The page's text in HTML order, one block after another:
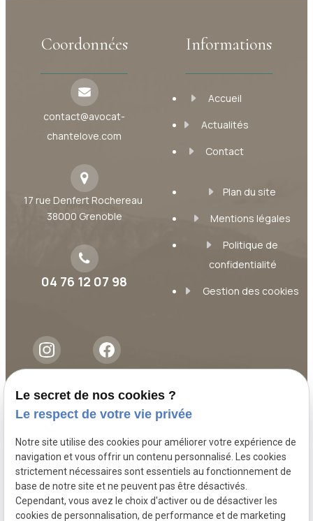
Coordonnées
contact@avocat-
chantelove.com
17 rue Denfert Rochereau
38000 Grenoble
04 76 12 07 98
Informations
Accueil
Actualités
Contact
Plan du site
Mentions légales
Politique de
confidentialité
Gestion des cookies
A propos
Nous accompagnons nos clients avec
attention et sérieux dans leurs démarches
juridiques. À l’écoute de vos besoins, nous
vous aidons à trouver des solutions
Le secret de nos cookies ?
Le respect de votre vie privée
Notre site utilise des cookies pour améliorer votre expérience de
navigation et vous offrir un contenu personnalisé. Les cookies
strictement nécessaires sont essentiels au fonctionnement de
base de notre site et ne peuvent pas être désactivés.
Cependant, vous avez le choix d'activer ou de désactiver les
cookies de personnalisation, de performance et de marketing